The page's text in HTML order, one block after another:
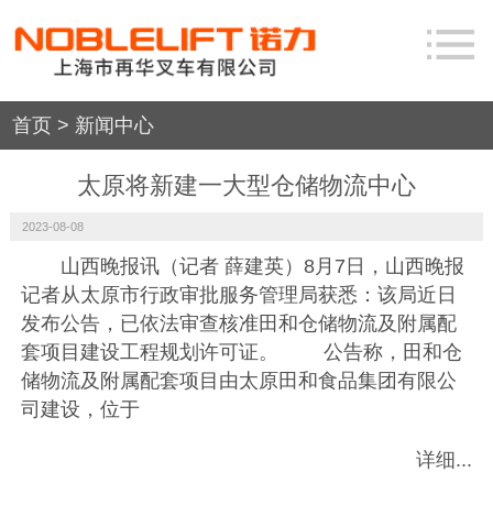
首页 > 新闻中心
太原将新建一大型仓储物流中心
2023-08-08
山西晚报讯（记者 薛建英）8月7日，山西晚报
记者从太原市行政审批服务管理局获悉：该局近日
发布公告，已依法审查核准田和仓储物流及附属配
套项目建设工程规划许可证。 公告称，田和仓
储物流及附属配套项目由太原田和食品集团有限公
司建设，位于
详细...